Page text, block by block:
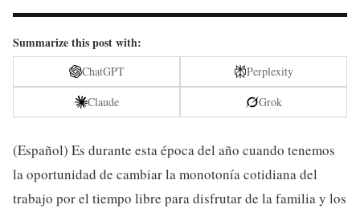
Summarize this post with:
ChatGPT
Perplexity
Claude
Grok
(Español) Es durante esta época del año cuando tenemos
la oportunidad de cambiar la monotonía cotidiana del
trabajo por el tiempo libre para disfrutar de la familia y los